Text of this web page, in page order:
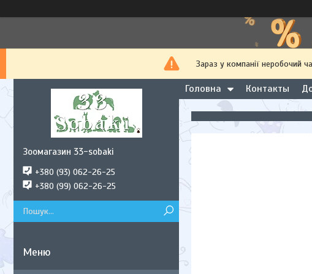
Зараз у компанії неробочий
Головна Контакты
Зоомагазин 33-sobaki
+380 (93) 062-26-25
+380 (99) 062-26-25